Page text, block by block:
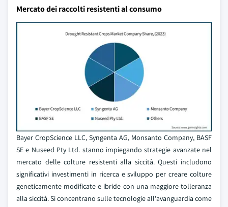
Mercato dei raccolti resistenti al consumo
Bayer CropScience LLC, Syngenta AG, Monsanto Company, BASF
SE e Nuseed Pty Ltd. stanno impiegando strategie avanzate nel
mercato delle colture resistenti alla siccità. Questi includono
significativi investimenti in ricerca e sviluppo per creare colture
geneticamente modificate e ibride con una maggiore tolleranza
alla siccità. Si concentrano sulle tecnologie all'avanguardia come